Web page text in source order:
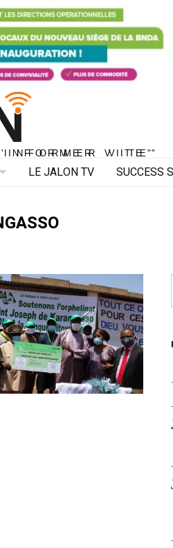
VITE"
VITE"
LE JALON TV SUCCESS